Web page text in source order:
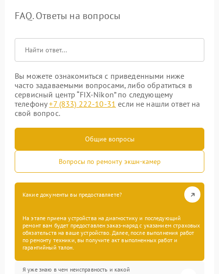
FAQ. Ответы на вопросы
Вы можете ознакомиться с приведенными ниже
часто задаваемыми вопросами, либо обратиться в
сервисный центр “FIX-Nikon” по следующему
телефону+7 (833) 222-10-31 если не нашли ответ на
свой вопрос.
Общие вопросы
Вопросы по ремонту экшн-камер
Какие документы вы предоставляете?
На этапе приема устройства на диагностику и последующий
ремонт вам будет предоставлен заказ-наряд с указанием страховых
обязательств на ваше устройство. Далее, после выполнения работ
по ремонту техники, вы получите акт выполненных работ и
гарантийный талон.
Я уже знаю в чем неисправность и какой